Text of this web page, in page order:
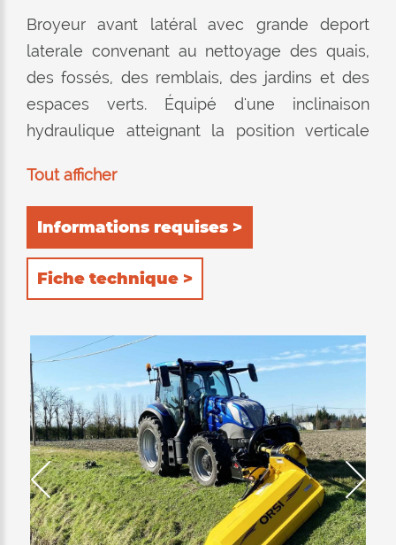
Broyeur avant latéral avec grande deport
laterale convenant au nettoyage des quais,
des fossés, des remblais, des jardins et des
espaces verts. Équipé d'une inclinaison
hydraulique atteignant la position verticale
des haies. Recommandé pour tondre l'herbe,
l'élagage et les brindilles jusqu'à 9-10 cm de
diamètre. Convient pour travailler à la fois
antérieurement et latéralement au tracteur.
L'équipement de hachage consiste en un
HARDOX® (acier résistant à l'usure et anti-
abrasif). Double position du rouleau d'appui
arriere: 1) auto-nettoyant pour permettre le
déchargement du produit déchiqueté derrière
le rouleau; La consommation électrique du
tracteur est ainsi réduite au minimum, ce qui
entraîne une réduction des depenses. 2) à
l’arrière, pour retenir davantage le produit à
Tout afficher
Informations requises >
Fiche technique >